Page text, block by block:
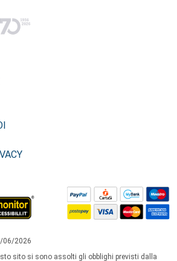
06/2026
sito si sono assolti gli obblighi previsti dalla